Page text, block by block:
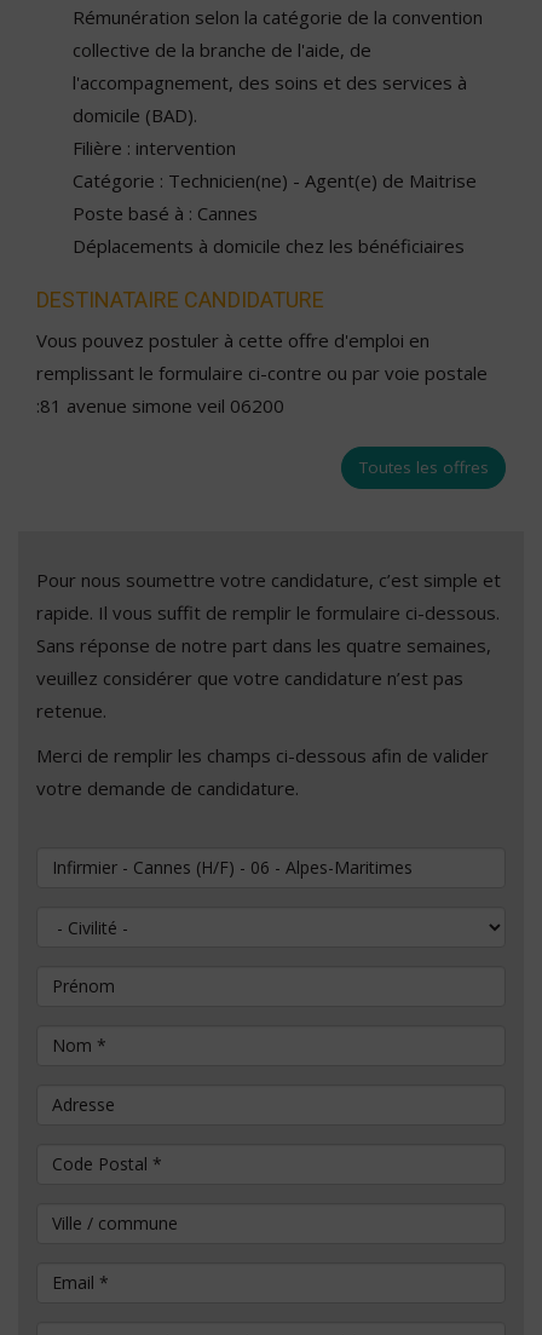
Rémunération selon la catégorie de la convention
collective de la branche de l'aide, de
l'accompagnement, des soins et des services à
domicile (BAD).
Filière : intervention
Catégorie : Technicien(ne) - Agent(e) de Maitrise
Poste basé à : Cannes
Déplacements à domicile chez les bénéficiaires
DESTINATAIRE CANDIDATURE
Vous pouvez postuler à cette offre d'emploi en
remplissant le formulaire ci-contre ou par voie postale
:81 avenue simone veil 06200
Toutes les offres
Pour nous soumettre votre candidature, c’est simple et
rapide. Il vous suffit de remplir le formulaire ci-dessous.
Sans réponse de notre part dans les quatre semaines,
veuillez considérer que votre candidature n’est pas
retenue.
Merci de remplir les champs ci-dessous afin de valider
votre demande de candidature.
Vous souhaitez postuler au poste de
Civilité
Prénom
Nom*
Adresse
Code Postal *
Ville / commune
Email*